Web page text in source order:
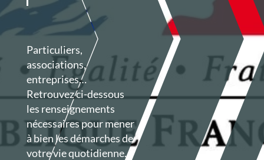
Particuliers,
associations,
entreprises…
Retrouvez ci-dessous
les renseignements
nécessaires pour mener
à bien les démarches de
votre vie quotidienne.